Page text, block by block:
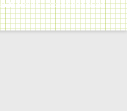
de cookies Condiciones de uso